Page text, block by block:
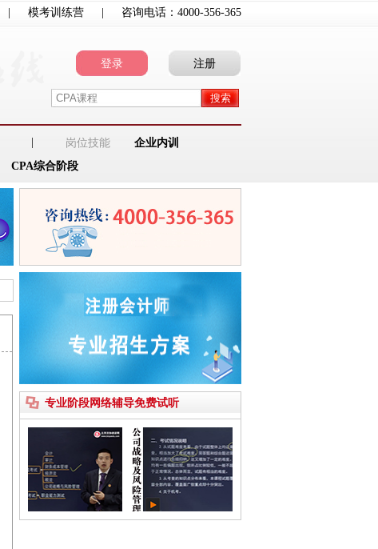
模考训练营 咨询电话： 4000-356-365
登录 注册
岗位技能
企业内训
CPA综合阶段
专业阶段网络辅导免费试听